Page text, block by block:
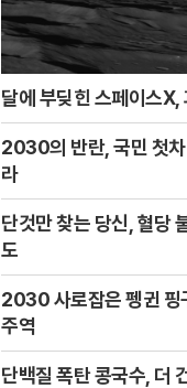
달에 부딪힌 스페이스X,
2030의 반란, 국민 첫
라
단것만 찾는 당신, 혈당
도
2030 사로잡은 펭귄 핑
주역
단백질 폭탄 콩국수, 더